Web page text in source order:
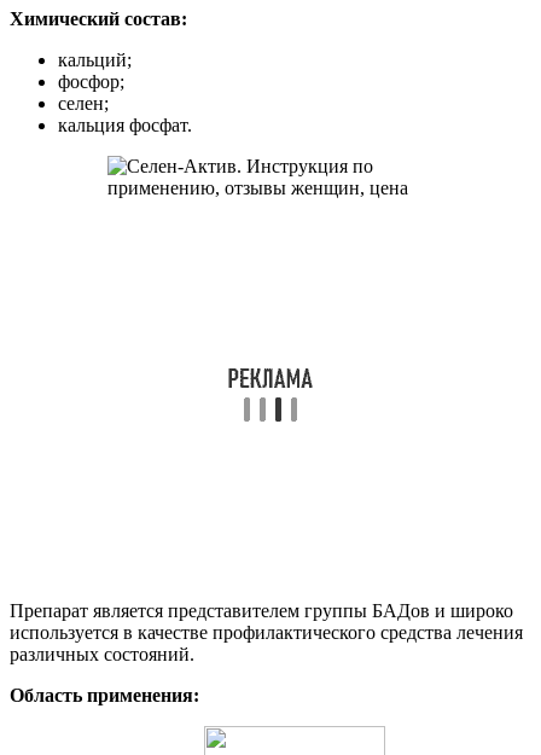
Химический состав:
кальций;
фосфор;
селен;
кальция фосфат.
Препарат является представителем группы БАДов и широко
используется в качестве профилактического средства лечения
различных состояний.
Область применения: